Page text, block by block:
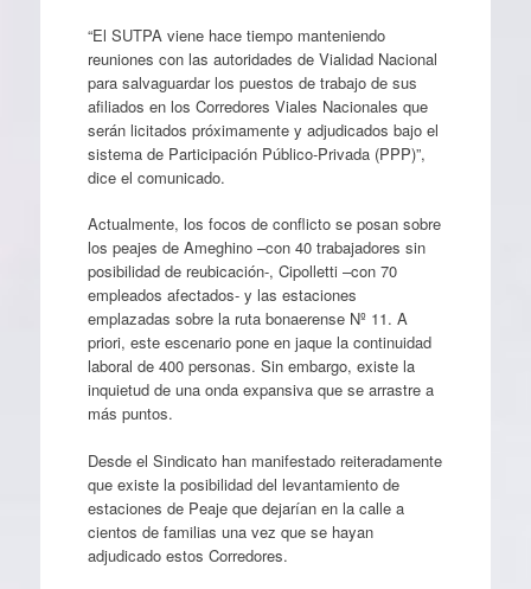
“El SUTPA viene hace tiempo manteniendo
reuniones con las autoridades de Vialidad Nacional
para salvaguardar los puestos de trabajo de sus
afiliados en los Corredores Viales Nacionales que
serán licitados próximamente y adjudicados bajo el
sistema de Participación Público-Privada (PPP)”,
dice el comunicado.
Actualmente, los focos de conflicto se posan sobre
los peajes de Ameghino –con 40 trabajadores sin
posibilidad de reubicación-, Cipolletti –con 70
empleados afectados- y las estaciones
emplazadas sobre la ruta bonaerense Nº 11. A
priori, este escenario pone en jaque la continuidad
laboral de 400 personas. Sin embargo, existe la
inquietud de una onda expansiva que se arrastre a
más puntos.
Desde el Sindicato han manifestado reiteradamente
que existe la posibilidad del levantamiento de
estaciones de Peaje que dejarían en la calle a
cientos de familias una vez que se hayan
adjudicado estos Corredores.